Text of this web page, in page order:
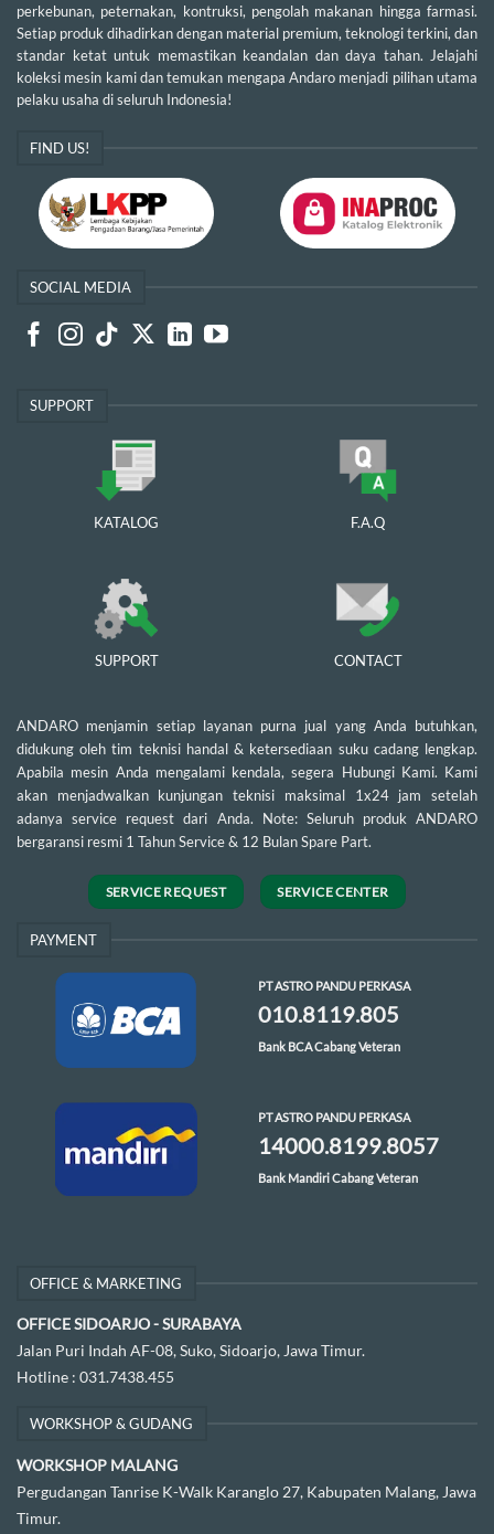
perkebunan, peternakan, kontruksi, pengolah makanan hingga farmasi.
Setiap produk dihadirkan dengan material premium, teknologi terkini, dan
standar ketat untuk memastikan keandalan dan daya tahan. Jelajahi
koleksi mesin kami dan temukan mengapa Andaro menjadi pilihan utama
pelaku usaha di seluruh Indonesia!
FIND US!
SOCIAL MEDIA
SUPPORT
KATALOG F.A.Q
SUPPORT CONTACT
ANDARO menjamin setiap layanan purna jual yang Anda butuhkan,
didukung oleh tim teknisi handal & ketersediaan suku cadang lengkap.
Apabila mesin Anda mengalami kendala, segera Hubungi Kami. Kami
akan menjadwalkan kunjungan teknisi maksimal 1x24 jam setelah
adanya service request dari Anda. Note: Seluruh produk ANDARO
bergaransi resmi 1 Tahun Service & 12 Bulan Spare Part.
SERVICE REQUEST SERVICE CENTER
PAYMENT
PT ASTRO PANDU PERKASA
010.8119.805
Bank BCA Cabang Veteran
PT ASTRO PANDU PERKASA
14000.8199.8057
Bank Mandiri Cabang Veteran
OFFICE & MARKETING
OFFICE SIDOARJO - SURABAYA
Jalan Puri Indah AF-08, Suko, Sidoarjo, Jawa Timur.
Hotline : 031.7438.455
WORKSHOP & GUDANG
WORKSHOP MALANG
Pergudangan Tanrise K-Walk Karanglo 27, Kabupaten Malang, Jawa
Timur.